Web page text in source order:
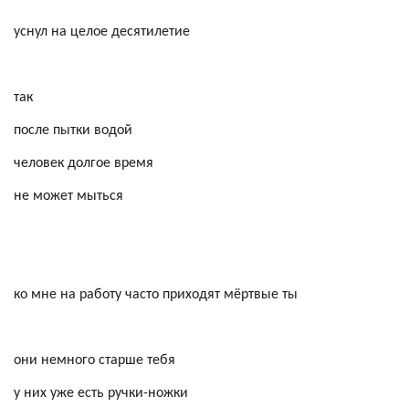
уснул на целое десятилетие
так
после пытки водой
человек долгое время
не может мыться
ко мне на работу часто приходят мёртвые ты
они немного старше тебя
у них уже есть ручки-ножки